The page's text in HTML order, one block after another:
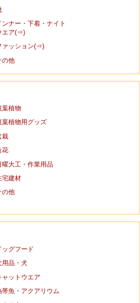
ンナー・下着・ナイト
エア(⇒)
ァッション(⇒)
の他
葉植物
葉植物用グッズ
栽
花
曜大工・作業用品
宅建材
の他
ッグフード
用品・犬
ャットウエア
帯魚・アクアリウム